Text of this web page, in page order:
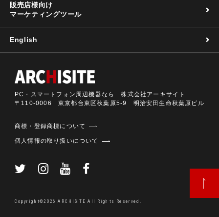
販売店様向け
マーケティングツール
English
PC・スマートフォン周辺機器なら 株式会社アーキサイト
〒110-0006 東京都台東区秋葉原5-9 明治安田生命秋葉原ビル
商標・登録商標について
個人情報の取り扱いについて
Copyright©2026 ARCHISITE All Rights Reserved.